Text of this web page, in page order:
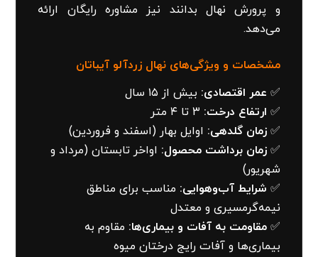
و پرورش نهال بدانند نیز مشاوره رایگان ارائه
می‌دهد.
مشخصات و ویژگی‌های نهال زردآلو آیباتان
✅ عمر اقتصادی: بیش از ۱۵ سال
✅ ارتفاع درخت:
✅زمان گلدهی: اوایل بهار (اسفند و فروردین)
✅زمان برداشت محصول: اواخر تابستان (مرداد و
شهریور)
✅ شرایط آب‌وهوایی: مناسب برای مناطق
نیمه‌گرمسیری و معتدل
✅مقاومت به آفات و بیماری‌ها: مقاوم به
بیماری‌ها و آفات رایج درختان میوه